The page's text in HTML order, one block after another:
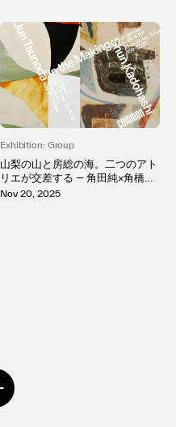
Exhibition: Group
山梨の山と房総の海。二つのアト
リエが交差する ― 角田純×角橋俊
初の二人展「In the Making」開
Nov 20, 2025